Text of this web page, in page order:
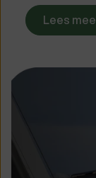
Lees